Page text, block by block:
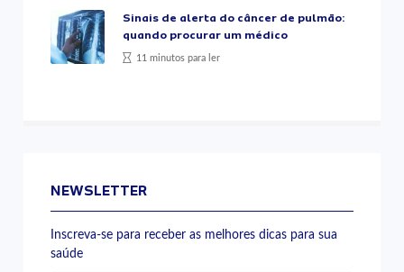
Sinais de alerta do câncer de pulmão:
quando procurar um médico
11 minutos para ler
NEWSLETTER
Inscreva-se para receber as melhores dicas para sua
saúde